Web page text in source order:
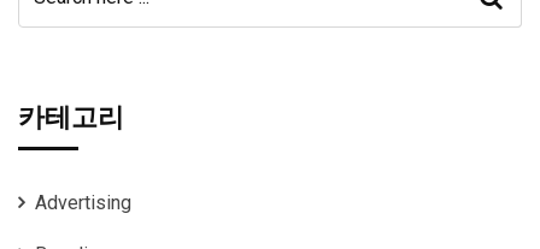
카테고리
Advertising